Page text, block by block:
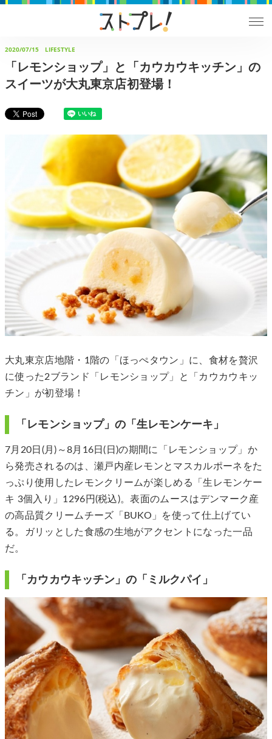
2020/07/15 LIFESTYLE
「レモンショップ」と「カウカウキッチン」の
スイーツが大丸東京店初登場！
大丸東京店地階・1階の「ほっぺタウン」に、食材を贅沢
に使った2ブランド「レモンショップ」と「カウカウキッ
チン」が初登場！
「レモンショップ」の「生レモンケーキ」
7月20日(月)～8月16日(日)の期間に「レモンショップ」か
ら発売されるのは、瀬戸内産レモンとマスカルポーネをた
っぷり使用したレモンクリームが楽しめる「生レモンケー
キ 3個入り」1296円(税込)。表面のムースはデンマーク産
の高品質クリームチーズ「BUKO」を使って仕上げてい
る。ガリッとした食感の生地がアクセントになった一品
だ。
「カウカウキッチン」の「ミルクパイ」